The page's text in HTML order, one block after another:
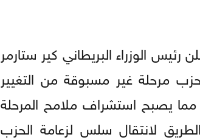
الوزراء البريطاني كير ستارمر
مرحلة غير مسبوقة من التغيير
مما يصبح استشراف ملامح المرحلة
لانتقال سلس لزعامة الحزب